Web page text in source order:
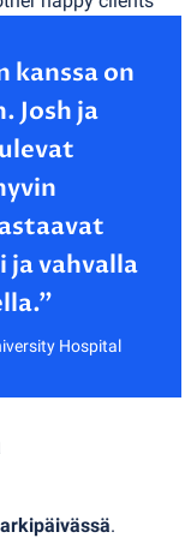
kanssa on
Josh ja
ja vahvalla
Hospital
.